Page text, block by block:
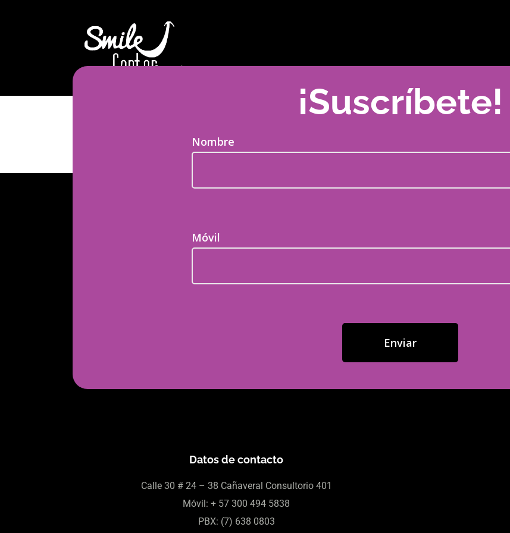
¡Suscríbete!
Nombre
Móvil
Datos de contacto
Calle 30 # 24 – 38 Cañaveral Consultorio 401
Móvil: + 57 300 494 5838
PBX: (7) 638 0803